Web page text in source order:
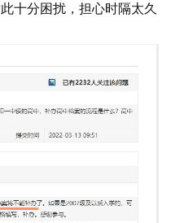
十分困扰，担心时隔太久